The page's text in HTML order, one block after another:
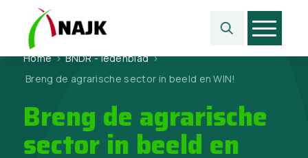
Home > BNDR - ledenblad >
Breng de agrarische sector in beeld en WIN!
Breng de agrarische
sector in beeld en